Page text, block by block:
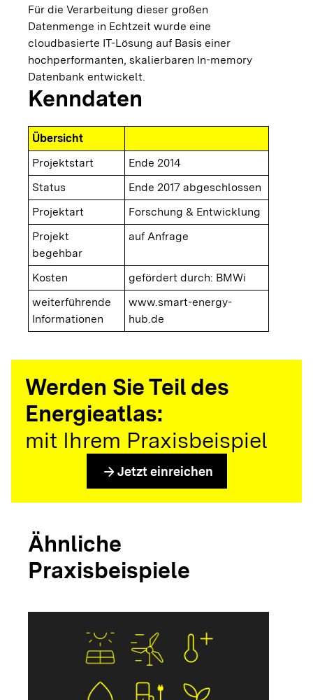
Für die Verarbeitung dieser großen
Datenmenge in Echtzeit wurde eine
cloudbasierte IT-Lösung auf Basis einer
hochperformanten, skalierbaren In-memory
Datenbank entwickelt.
Kenndaten
Übersicht
Projektstart
Ende 2014
Status
Ende 2017 abgeschlossen
Projektart
Forschung & Entwicklung
Projekt
begehbar
auf Anfrage
Kosten
gefördert durch: BMWi
weiterführende
Informationen
www.smart-energy-
hub.de
Werden Sie Teil des
Energieatlas:
mit Ihrem Praxisbeispiel
arrow_forward Jetzt einreichen
Ähnliche
Praxisbeispiele